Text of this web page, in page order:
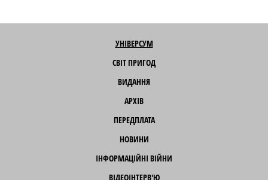
УНІВЕРСУМ
СВІТ ПРИГОД
ВИДАННЯ
АРХІВ
ПЕРЕДПЛАТА
НОВИНИ
ІНФОРМАЦІЙНІ ВІЙНИ
ВІДЕОІНТЕРВ'Ю